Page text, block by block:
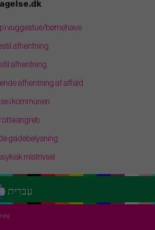
i vuggestue/børnehave
afhentning
afhentning
afhentning af affald
i kommunen
gadebelysning
mistrivsel
עִברִית